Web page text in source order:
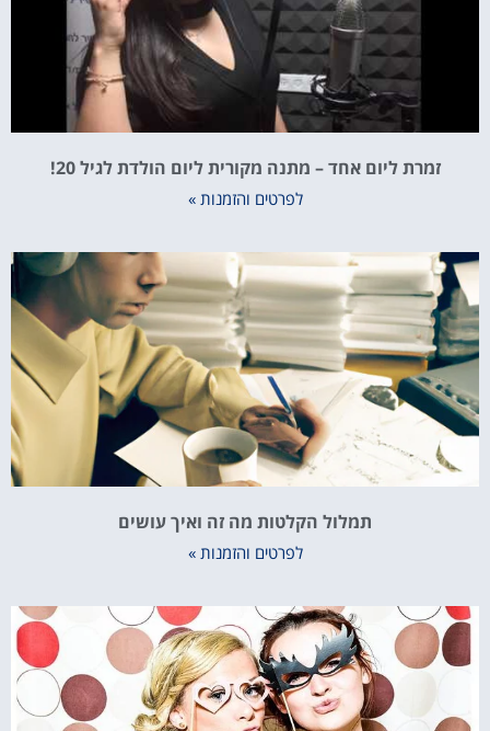
זמרת ליום אחד – מתנה מקורית ליום הולדת לגיל 20!
לפרטים והזמנות »
תמלול הקלטות מה זה ואיך עושים
לפרטים והזמנות »